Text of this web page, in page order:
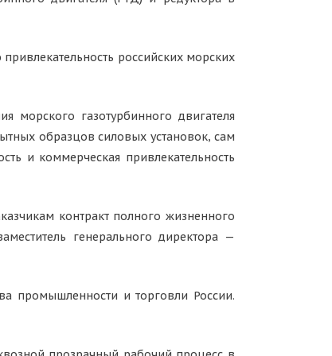
российских морских
морского газотурбинного двигателя
образцов силовых установок, сам
и коммерческая привлекательность
контракт полного жизненного
генерального директора —
промышленности и торговли России.